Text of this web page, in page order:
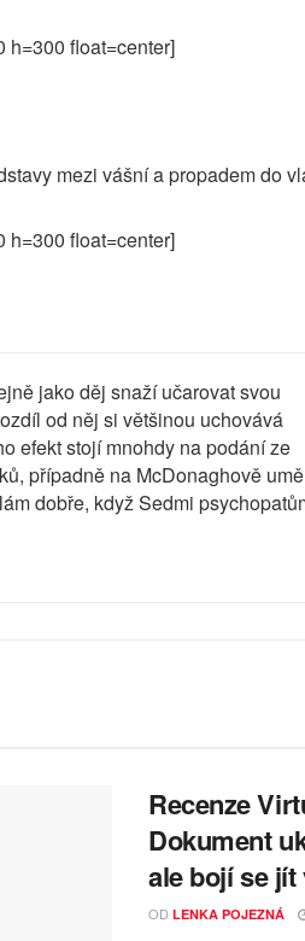
h=300 float=center]
mezi vášní a propadem do
h=300 float=center]
jako děj snaží učarovat svou
od něj si většinou uchovává
efekt stojí mnohdy na podání ze
případně na McDonaghově
dobře, když Sedmi
Recenze
Dokument
ale bojí se
OD LENKA POJEZNÁ